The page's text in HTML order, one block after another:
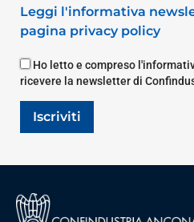
Leggi l'informativa
pagina privacy policy
Ho letto e compreso
ricevere la newsletter di
Iscriviti